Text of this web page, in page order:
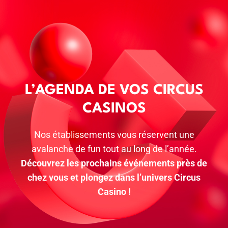
L’AGENDA DE VOS CIRCUS
CASINOS
Nos établissements vous réservent une
avalanche de fun tout au long de l’année.
Découvrez les prochains événements près de
chez vous et plongez dans l’univers Circus
Casino !